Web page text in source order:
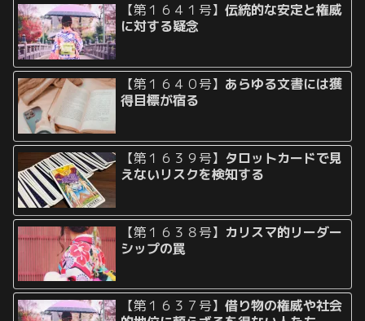
【第１６４１号】伝統的な安定と権威
に対する疑念
【第１６４０号】 あらゆる文書には獲
得目標が宿る
【第１６３９号】 タロットカードで見
えないリスクを検知する
【第１６３８号】 カリスマ的リーダー
シップの罠
【第１６３７号】借り物の権威や社会